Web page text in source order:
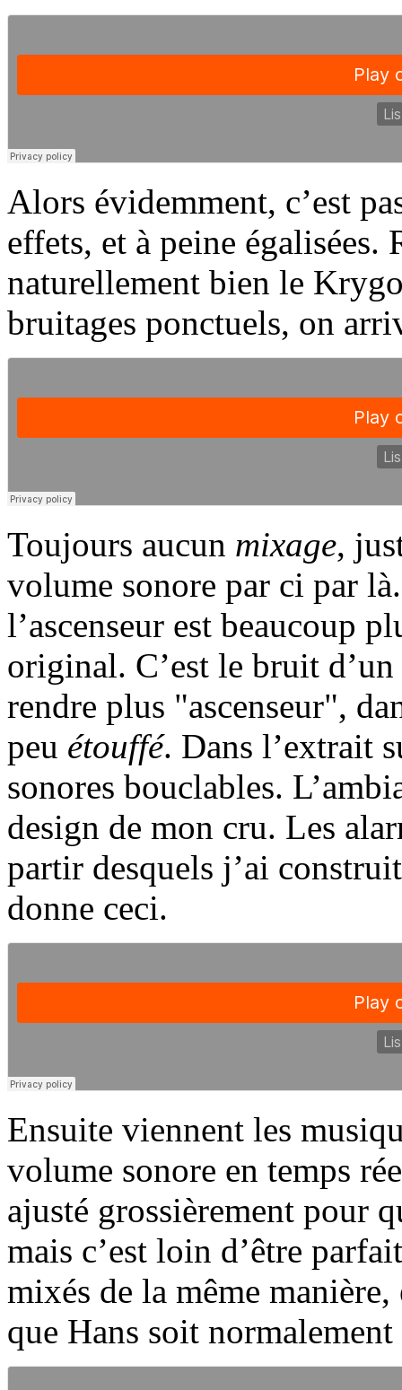
Alors évidemment, c’est
effets, et à peine égalisées.
naturellement bien le
bruitages ponctuels, on
Toujours aucun mixage,
volume sonore par ci par
l’ascenseur est beaucoup
original. C’est le bruit
rendre plus "ascenseur",
peu étouffé. Dans l’extrait
sonores bouclables.
design de mon cru. Les
partir desquels j’ai
donne ceci.
Ensuite viennent les
volume sonore en temps
ajusté grossièrement pour
mais c’est loin d’être
mixés de la même manière,
que Hans soit normalement